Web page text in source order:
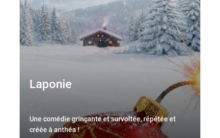
Laponie
Une comédie grinçante et survoltée, répétée et
créée à anthéa !